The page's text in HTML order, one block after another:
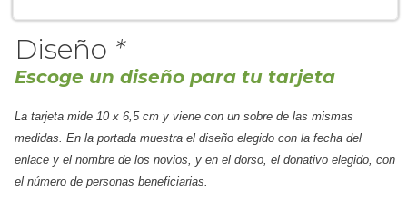
Diseño *
Escoge un diseño para tu tarjeta
La tarjeta mide 10 x 6,5 cm y viene con un sobre de las mismas
medidas. En la portada muestra el diseño elegido con la fecha del
enlace y el nombre de los novios, y en el dorso, el donativo elegido, con
el número de personas beneficiarias.